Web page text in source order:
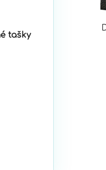
tašky